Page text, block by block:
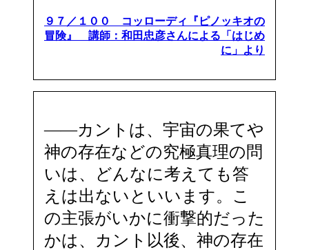
９７／１００ コッローディ『ピノッキオの
冒険』 講師：和田忠彦さんによる「はじめ
に」より
――カントは、宇宙の果てや
神の存在などの究極真理の問
いは、どんなに考えても答
えは出ないといいます。こ
の主張がいかに衝撃的だった
かは、カント以後、神の存在